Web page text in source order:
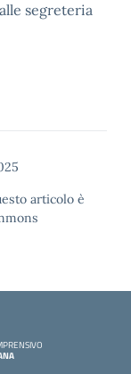
segreteria
articolo è